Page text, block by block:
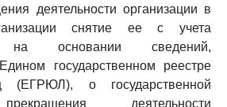
деятельности организации в
снятие ее с учета
на основании сведений,
государственном реестре
(ЕГРЮЛ), о государственной
деятельности